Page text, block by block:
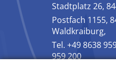
Stadtplatz 26,
Postfach 1155,
Waldkraiburg,
Tel. +49 8638
959 200